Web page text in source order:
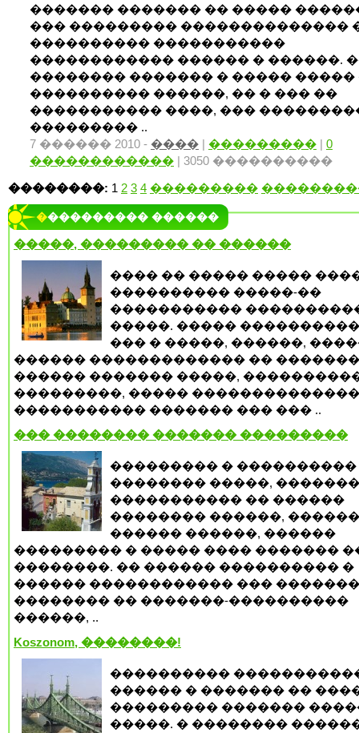
������� ������� �� �����
��� ��������� ��������������
���������� �����������
������������ ������ � ������.
�������� ������� � ����� �����
���������� ������, �� � ��� ��
����������� ����, ���
��������� ..
7 ������ 2010 - ���� | ��������� | 0
������������ | 3050 ����������
��������: 1 2 3 4 ���������
���������� ������
�����, ��������� �� ������
���� �� ����� �����
���������� �����-��
�����������
�����. �����
��� � �����, ������,
������ ������������� ��
������ ������� �����,
���������, ����� ��������������
����������� ������� ��� ��� ..
��� �������� ������� ���������
��������� � ����������
�������� �����, �������
����������� �� ������
�������� ������, ������
������ ������, ������
��������� � ����� ���� �������
��������. �� ������ ���������� �
������ ������������ ���
�������� �� �������-����������
������, ..
Koszonom, ��������!
����������
������ � ������� ��
��������� �������
�����. � ��������